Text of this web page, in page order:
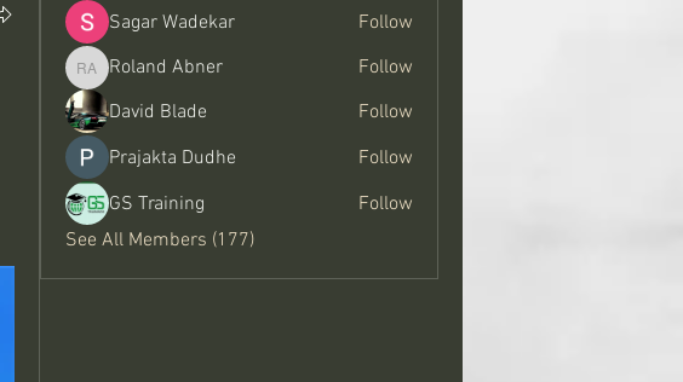
Sagar Wadekar
Follow
Roland Abner
Roland Abner
Follow
David Blade
Follow
Prajakta Dudhe
Follow
GS Training
Follow
See All Members (177)